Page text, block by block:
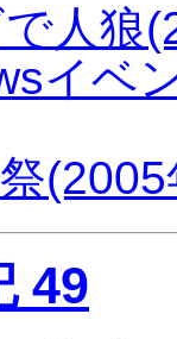
人狼
イベ
49